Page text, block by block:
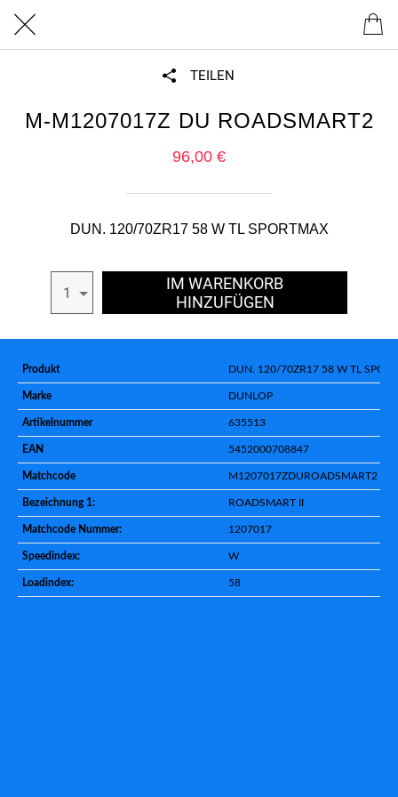
TEILEN
M-M1207017Z DU ROADSMART2
96,00 €
DUN. 120/70ZR17 58 W TL SPORTMAX
1
IM WARENKORB
HINZUFÜGEN
Produkt DUN. 120/70ZR17 58 W TL
Marke DUNLOP
Artikelnummer 635513
EAN 5452000708847
Matchcode M1207017ZDUROADSMART2
Bezeichnung 1: ROADSMART II
Matchcode Nummer: 1207017
Speedindex: W
Loadindex: 58